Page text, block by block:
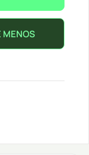
MENOS